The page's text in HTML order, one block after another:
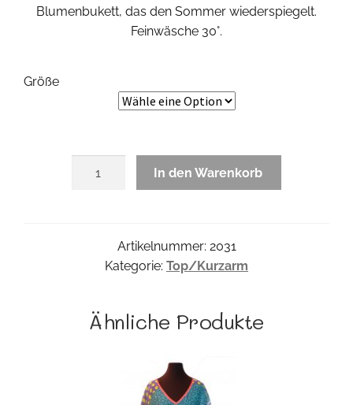
Blumenbukett, das den Sommer wiederspiegelt.
Feinwäsche 30°.
Größe
In den Warenkorb
Artikelnummer: 2031
Kategorie: Top/Kurzarm
Ähnliche Produkte